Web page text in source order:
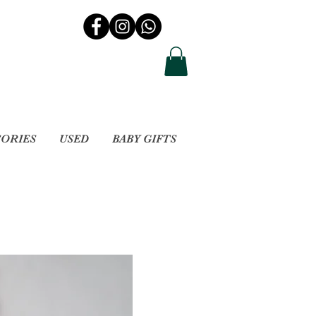
USED BABY GIFTS